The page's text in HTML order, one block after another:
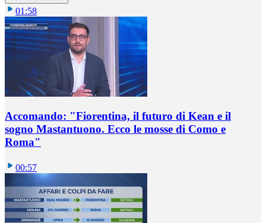
01:58
Accomando: "Fiorentina, il futuro di Kean e il
sogno Mastantuono. Ecco le mosse di Como e
Roma"
00:57